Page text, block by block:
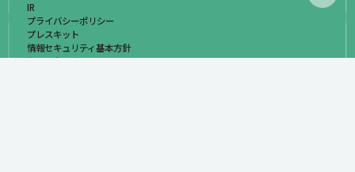
IR
プライバシーポリシー
プレスキット
情報セキュリティ基本方針
お問い合わせ